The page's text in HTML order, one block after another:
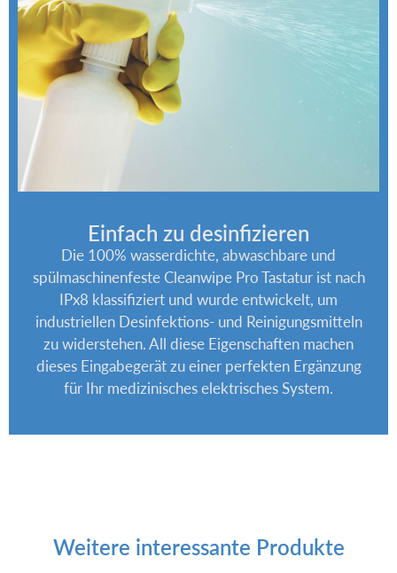
Einfach zu desinfizieren
Die 100% wasserdichte, abwaschbare und
spülmaschinenfeste Cleanwipe Pro Tastatur ist nach
IPx8 klassifiziert und wurde entwickelt, um
industriellen Desinfektions- und Reinigungsmitteln
zu widerstehen. All diese Eigenschaften machen
dieses Eingabegerät zu einer perfekten Ergänzung
für Ihr medizinisches elektrisches System.
Weitere interessante Produkte